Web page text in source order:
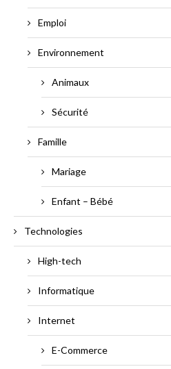
Emploi
Environnement
Animaux
Sécurité
Famille
Mariage
Enfant – Bébé
Technologies
High-tech
Informatique
Internet
E-Commerce